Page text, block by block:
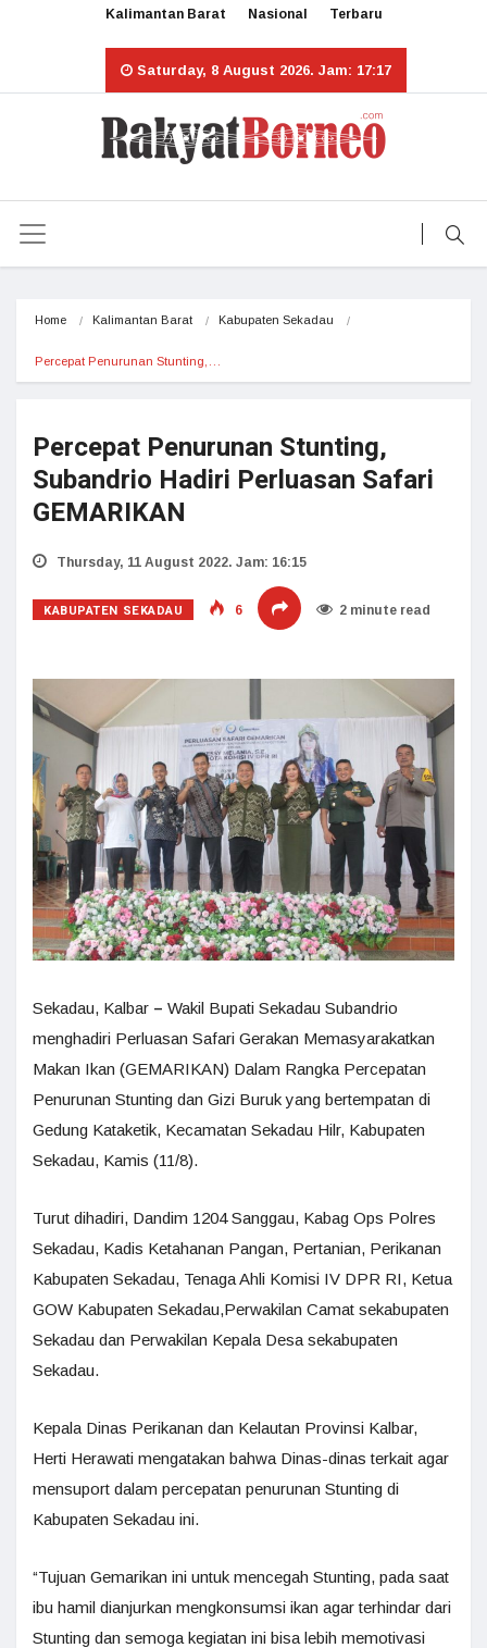
Kalimantan Barat Nasional Terbaru
Saturday, 8 August 2026. Jam: 17:17
Home Kalimantan Barat Kabupaten Sekadau
Percepat Penurunan Stunting,…
Percepat Penurunan Stunting,
Subandrio Hadiri Perluasan Safari
GEMARIKAN
Thursday, 11 August 2022. Jam: 16:15
KABUPATEN SEKADAU 6 2 minute read
Sekadau, Kalbar – Wakil Bupati Sekadau Subandrio
menghadiri Perluasan Safari Gerakan Memasyarakatkan
Makan Ikan (GEMARIKAN) Dalam Rangka Percepatan
Penurunan Stunting dan Gizi Buruk yang bertempatan di
Gedung Kataketik, Kecamatan Sekadau Hilr, Kabupaten
Sekadau, Kamis (11/8).
Turut dihadiri, Dandim 1204 Sanggau, Kabag Ops Polres
Sekadau, Kadis Ketahanan Pangan, Pertanian, Perikanan
Kabupaten Sekadau, Tenaga Ahli Komisi IV DPR RI, Ketua
GOW Kabupaten Sekadau,Perwakilan Camat sekabupaten
Sekadau dan Perwakilan Kepala Desa sekabupaten
Sekadau.
Kepala Dinas Perikanan dan Kelautan Provinsi Kalbar,
Herti Herawati mengatakan bahwa Dinas-dinas terkait agar
mensuport dalam percepatan penurunan Stunting di
Kabupaten Sekadau ini.
“Tujuan Gemarikan ini untuk mencegah Stunting, pada saat
ibu hamil dianjurkan mengkonsumsi ikan agar terhindar dari
Stunting dan semoga kegiatan ini bisa lebih memotivasi